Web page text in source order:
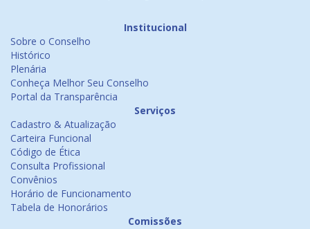
Institucional
Sobre o Conselho
Histórico
Plenária
Conheça Melhor Seu Conselho
Portal da Transparência
Serviços
Cadastro & Atualização
Carteira Funcional
Código de Ética
Consulta Profissional
Convênios
Horário de Funcionamento
Tabela de Honorários
Comissões